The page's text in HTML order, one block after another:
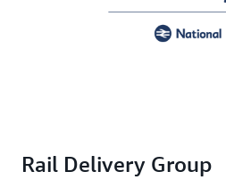
Rail Delivery Group